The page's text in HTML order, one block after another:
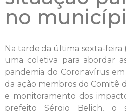
no
Na tarde da última sexta-feira
uma coletiva para abordar
pandemia do Coronavírus
da ação membros do Comitê
e monitoramento dos
prefeito Sérgio Belich, o